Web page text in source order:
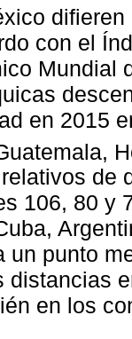
con el
Mundial
en 2015
de
106, 80 y
un punto
distancias
en los